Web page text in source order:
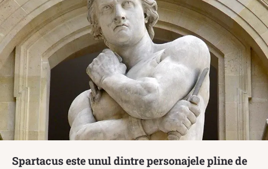
Spartacus este unul dintre personajele pline de